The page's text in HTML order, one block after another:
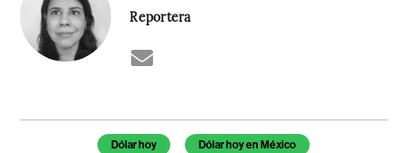
Reportera
Temas de este artículo
Dólar hoy Dólar hoy en México